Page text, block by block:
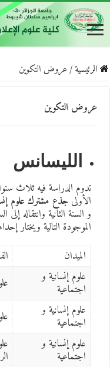
الرئيسية/عروض التكوين
عروض التكوين
الليسانس
تدوم الدراسة فيه ثلاث
الأولىجذع مشترك علوم
و السنة الثانية وانتقاله
الموجودة التالية ويختار
الميدان
علوم إنسانية و
اجتماعية
علوم إنسانية و
اجتماعية
علوم إنسانية و
اجتماعية